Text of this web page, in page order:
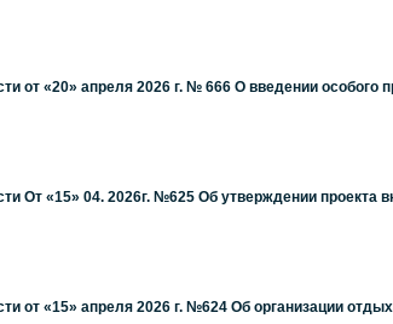
от «20» апреля 2026 г. № 666 О введении особого
От «15» 04. 2026г. №625 Об утверждении проекта
от «15» апреля 2026 г. №624 Об организации